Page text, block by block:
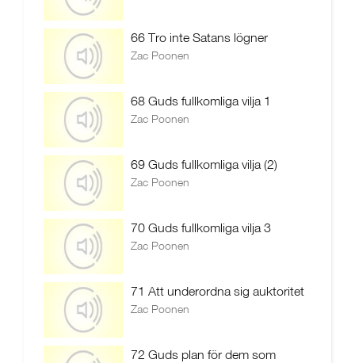
66 Tro inte Satans lögner
Zac Poonen
68 Guds fullkomliga vilja 1
Zac Poonen
69 Guds fullkomliga vilja (2)
Zac Poonen
70 Guds fullkomliga vilja 3
Zac Poonen
71 Att underordna sig auktoritet
Zac Poonen
72 Guds plan för dem som